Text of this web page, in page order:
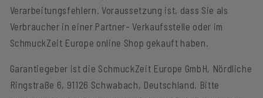
Verarbeitungsfehlern. Voraussetzung ist, dass Sie als
Verbraucher in einer Partner- Verkaufsstelle oder im
SchmuckZeit Europe online Shop gekauft haben.
Garantiegeber ist die SchmuckZeit Europe GmbH, Nördliche
Ringstraße 6, 91126 Schwabach, Deutschland. Bitte